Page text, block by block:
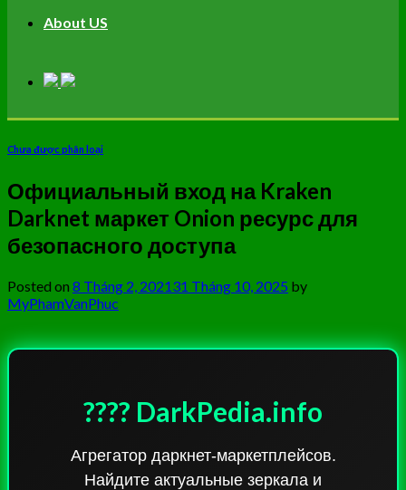
About US
Chưa được phân loại
Официальный вход на Kraken
Darknet маркет Onion ресурс для
безопасного доступа
Posted on 8 Tháng 2, 202131 Tháng 10, 2025 by
MyPhamVanPhuc
???? DarkPedia.info
Агрегатор даркнет-маркетплейсов.
Найдите актуальные зеркала и